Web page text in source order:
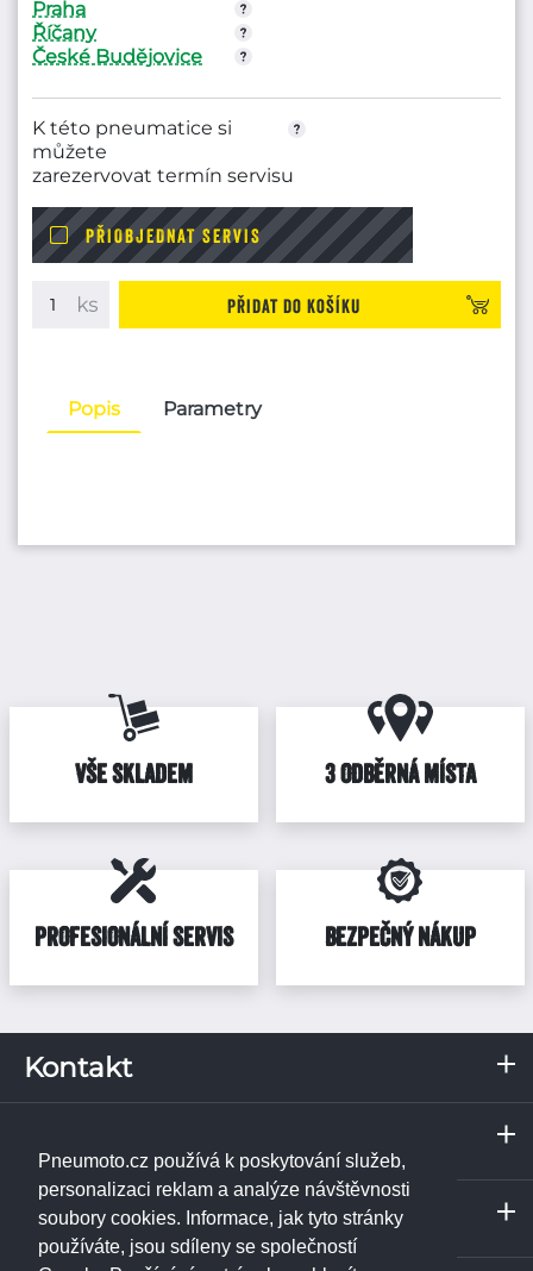
Pneumoto.cz používá k poskytování služeb,
personalizaci reklam a analýze návštěvnosti
soubory cookies. Informace, jak tyto stránky
používáte, jsou sdíleny se společností
Praha
Říčany
České Budějovice
K této pneumatice si
můžete
zarezervovat termín servisu
PŘIOBJEDNAT SERVIS
Přidat do košíku
Popis Parametry
VŠE SKLADEM 3 ODBĚRNÁ MÍSTA
PROFESIONÁLNÍ SERVIS BEZPEČNÝ NÁKUP
Kontakt
373 67Borek u Českých Budějovic
IČ: 02531348
DIČ: CZ02531348
Tel.:+420 774 740 708
Praha
Janpet - pneuservis
Libušská 230/74
142 00 Praha 4 - Libuš
ukázat na mapě
Servis a odběrné místo
České Budějovice